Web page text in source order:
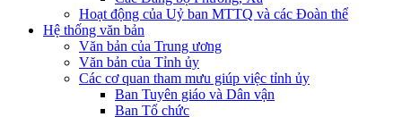
Hoạt động của Uỷ ban MTTQ và các Đoàn thể
Hệ thống văn bản
Văn bản của Trung ương
Văn bản của Tỉnh ủy
Các cơ quan tham mưu giúp việc tỉnh ủy
Ban Tuyên giáo và Dân vận
Ban Tổ chức